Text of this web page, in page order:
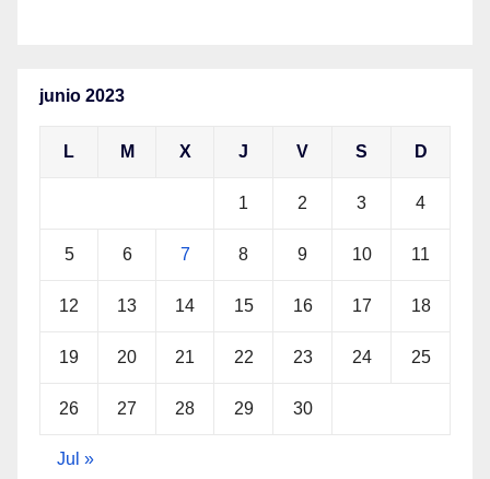
junio 2023
L M X J V S D
1 2 3 4
5 6 7 8 9 10 11
12 13 14 15 16 17 18
19 20 21 22 23 24 25
26 27 28 29 30
Jul »